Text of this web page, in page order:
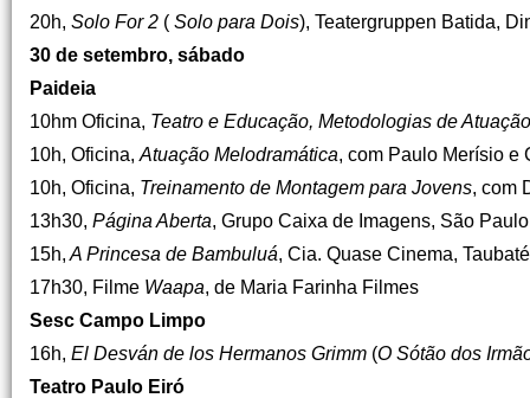
20h, Solo For 2 ( Solo para Dois), Teatergruppen Batida,
30 de setembro, sábado
Paideia
10hm Oficina, Teatro e Educação, Metodologias de
10h, Oficina, Atuação Melodramática, com Paulo Merísio e
10h, Oficina, Treinamento de Montagem para Jovens, com
13h30, Página Aberta, Grupo Caixa de Imagens, São Paulo
15h, A Princesa de Bambuluá, Cia. Quase Cinema,
17h30, Filme Waapa, de Maria Farinha Filmes
Sesc Campo Limpo
16h, El Desván de los Hermanos Grimm (O Sótão dos
Teatro Paulo Eiró